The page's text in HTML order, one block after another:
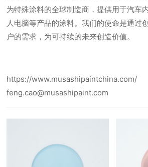
为特殊涂料的全球制造商，提供用于汽车
人电脑等产品的涂料。我们的使命是通过
户的需求，为可持续的未来创造价值。
https://www.musashipaintchina.com/
feng.cao@musashipaint.com